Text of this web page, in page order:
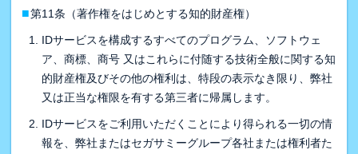
■第11条（著作権をはじめとする知的財産権）
IDサービスを構成するすべてのプログラム、ソフトウェ
ア、商標、商号 又はこれらに付随する技術全般に関する知
的財産権及びその他の権利は、特段の表示なき限り、弊社
又は正当な権限を有する第三者に帰属します。
IDサービスをご利用いただくことにより得られる一切の情
報を、弊社またはセガサミーグループ各社または権利者た